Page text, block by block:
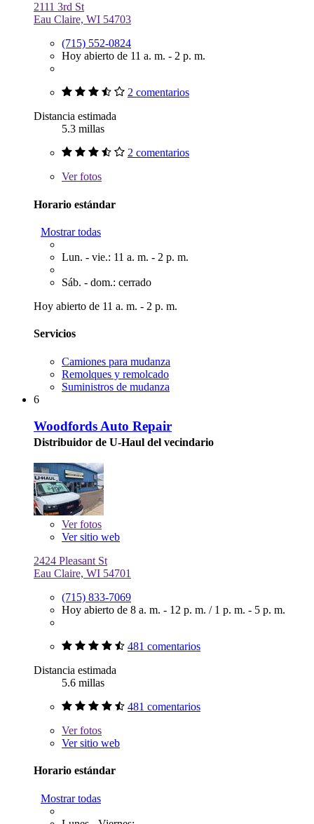
2111 3rd St
Eau Claire, WI 54703
(715) 552-0824
Hoy abierto de 11 a. m. - 2 p. m.
2 comentarios
Distancia estimada
5.3 millas
2 comentarios
Verfotos
Horario estándar
Mostrar todas
Lun. - vie.: 11 a. m. - 2 p. m.
Sáb. - dom.: cerrado
Hoy abierto de 11 a. m. - 2 p. m.
Servicios
Camiones para mudanza
Remolques y remolcado
Suministros de mudanza
6
Woodfords Auto Repair
Distribuidor de U-Haul del vecindario
Verfotos
Ver sitio web
2424 Pleasant St
Eau Claire, WI 54701
(715) 833-7069
Hoy abierto de 8 a. m. - 12 p. m. / 1 p. m. - 5 p. m.
481 comentarios
Distancia estimada
5.6 millas
481 comentarios
Verfotos
Ver sitio web
Horario estándar
Mostrar todas